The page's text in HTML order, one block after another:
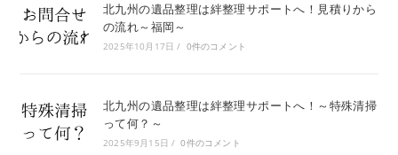
北九州の遺品整理は絆整理サポートへ！見積りから
の流れ～福岡～
2025年10月17日 / 0件のコメント
北九州の遺品整理は絆整理サポートへ！～特殊清掃
って何？～
2025年9月15日 / 0件のコメント